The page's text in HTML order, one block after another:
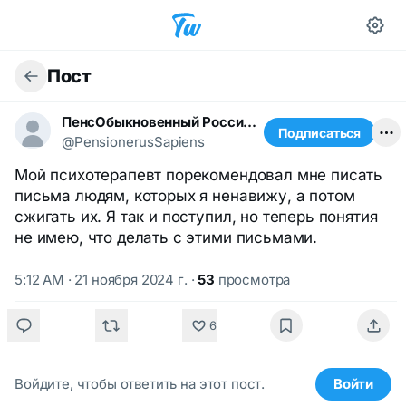
Пост
ПенсОбыкновенный Российский
@PensionerusSapiens
Подписаться
Мой психотерапевт порекомендовал мне писать
письма людям, которых я ненавижу, а потом
сжигать их. Я так и поступил, но теперь понятия
не имею, что делать с этими письмами.
5:12 AM · 21 ноября 2024 г. ·53 просмотра
6
Войдите, чтобы ответить на этот пост. Войти